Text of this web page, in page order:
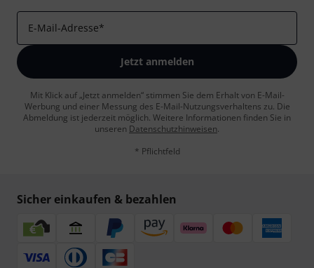
E-Mail-Adresse*
Jetzt anmelden
Mit Klick auf „Jetzt anmelden“ stimmen Sie dem Erhalt von E-Mail-
Werbung und einer Messung des E-Mail-Nutzungsverhaltens zu. Die
Abmeldung ist jederzeit möglich. Weitere Informationen finden Sie in
unseren Datenschutzhinweisen.
* Pflichtfeld
Sicher einkaufen & bezahlen